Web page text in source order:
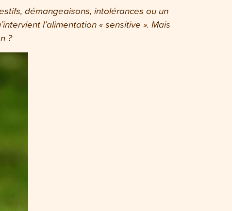
démangeaisons, intolérances ou un
l’alimentation « sensitive ». Mais
?